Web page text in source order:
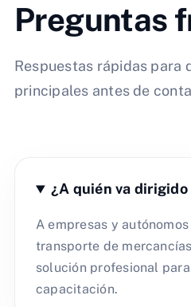
Preguntas
Respuestas rápidas para
principales antes de
¿A quién va
A empresas y
transporte de
solución profesional
capacitación.